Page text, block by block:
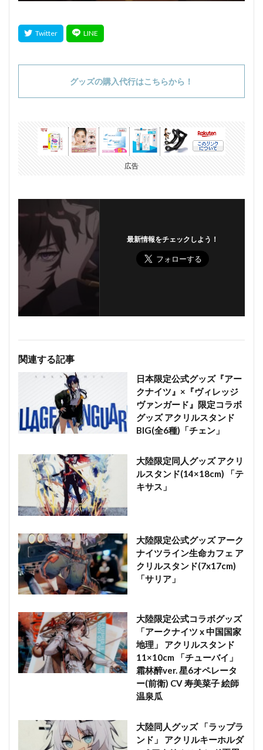
グッズの購入代行はこちらから！
広告
最新情報をチェックしよう！
関連する記事
日本限定公式グッズ『アー
クナイツ』×『ヴィレッジ
ヴァンガード』限定コラボ
グッズ アクリルスタンド
BIG(全6種)「チェン」
大陸限定同人グッズ アクリ
ルスタンド(14×18cm) 「テ
キサス」
大陸限定公式グッズ アーク
ナイツライン生命カフェ ア
クリルスタンド(7x17cm)
「サリア」
大陸限定公式コラボグッズ
「アークナイツ x 中国国家
地理」 アクリルスタンド
11×10cm 「チューバイ」
霜林醉ver. 星6オペレータ
ー(前衛) CV 寿美菜子 絵師
温泉瓜
大陸同人グッズ 「ラップラ
ンド」 アクリルキーホルダ